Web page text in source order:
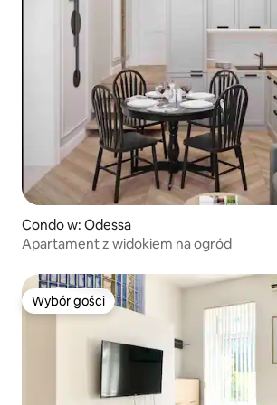
Condo w: Odessa
Apartament z widokiem na ogród
Wybór gości
Wybór gości